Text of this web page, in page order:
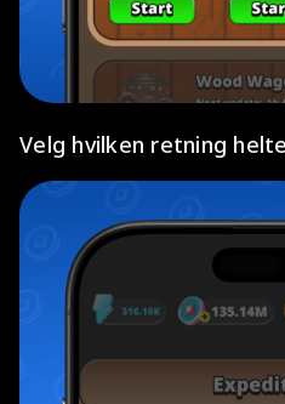
Velg hvilken retning